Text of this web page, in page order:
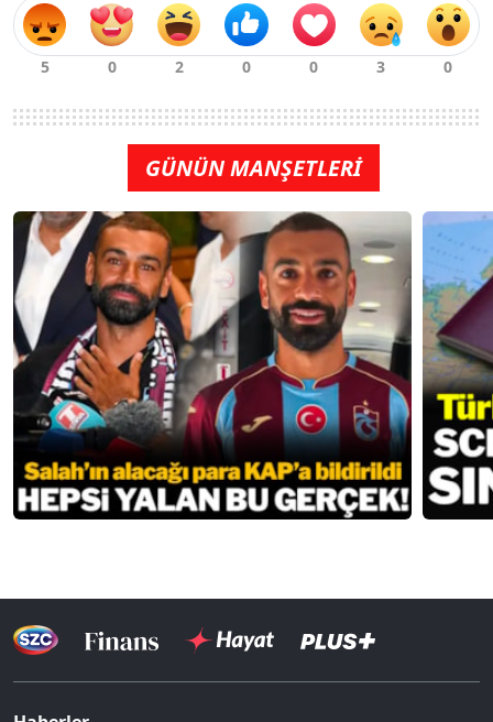
GÜNÜN MANŞETLERİ